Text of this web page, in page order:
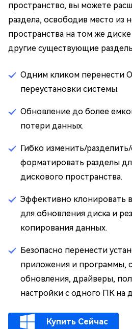
пространство, вы можете
раздела, освободив место из
пространства на том же
другие существующие
Одним кликом перенести
переустановки системы.
Обновление до более
потери данных.
Гибко изменить/
форматировать разделы
дискового пространства.
Эффективно клонировать
для обновления диска и
копирования данных.
Безопасно перенести
приложения и программы,
обновления, драйверы,
настройки с одного ПК на
Купить Сейчас